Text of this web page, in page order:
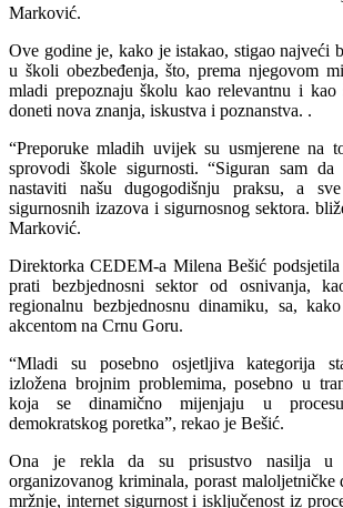
Marković.
Ove godine je, kako je istakao, stigao najveći
u školi obezbeđenja, što, prema njegovom
mladi prepoznaju školu kao relevantnu i
doneti nova znanja, iskustva i poznanstva. .
“Preporuke mladih uvijek su usmjerene na
sprovodi škole sigurnosti. “Siguran sam
nastaviti našu dugogodišnju praksu, a
sigurnosnih izazova i sigurnosnog sektora.
Marković.
Direktorka CEDEM-a Milena Bešić podsjetila
prati bezbjednosni sektor od osnivanja,
regionalnu bezbjednosnu dinamiku, sa,
akcentom na Crnu Goru.
“Mladi su posebno osjetljiva kategorija
izložena brojnim problemima, posebno u
koja se dinamično mijenjaju u
demokratskog poretka”, rekao je Bešić.
Ona je rekla da su prisustvo nasilja u
organizovanog kriminala, porast
mržnje, internet sigurnost i isključenost iz